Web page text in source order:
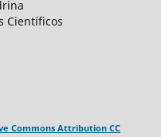
Científicos
Commons Attribution CC